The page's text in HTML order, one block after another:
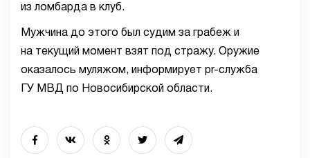
из ломбарда в клуб.
Мужчина до этого был судим за грабеж и
на текущий момент взят под стражу. Оружие
оказалось муляжом, информирует pr-служба
ГУ МВД по Новосибирской области.